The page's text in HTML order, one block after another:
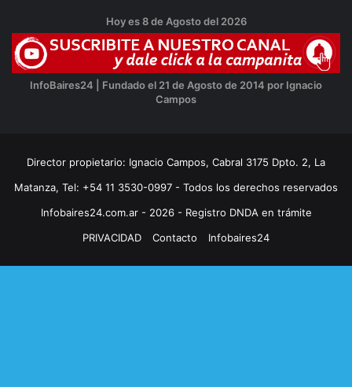
Hoy es 8 de Agosto del 2026
InfoBaires24 | Fundado el 21 de Agosto de 2014 por Ignacio
Campos
Director propietario: Ignacio Campos, Cabral 3175 Dpto. 2, La
Matanza, Tel: +54 11 3530-0997 - Todos los derechos reservados
Infobaires24.com.ar - 2026 - Registro DNDA en trámite
PRIVACIDAD
Contacto Infobaires24